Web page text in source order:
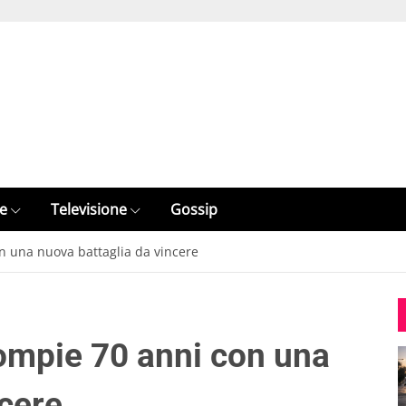
Televisione Gossip
una nuova battaglia da vincere
70 anni con una